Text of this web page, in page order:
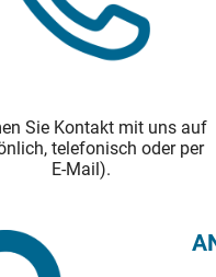
Sie Kontakt mit uns auf
telefonisch oder per
E-Mail).